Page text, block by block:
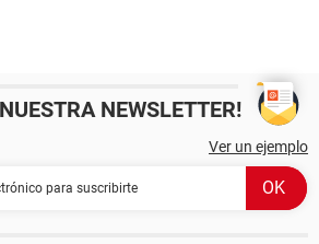
NEWSLETTER!
Ver un ejemplo